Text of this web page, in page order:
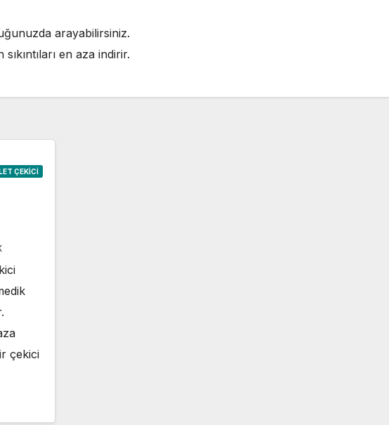
arayabilirsiniz.
en aza indirir.
ÇEKICI
çekici